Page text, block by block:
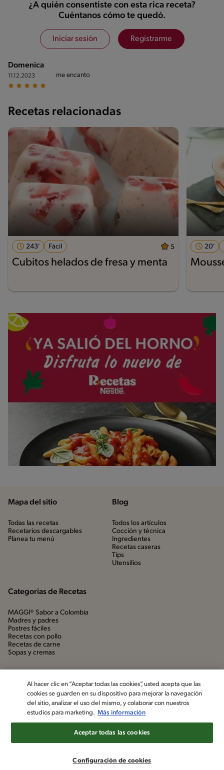
¿A quién consentiste con esta rica receta?
Cuéntanos cómo te quedó.
Iniciar sesión Registrarme
Domenica
11.12.2023 me encanto
Recetas relacionadas
243' Fácil 5
Cubitos helados de fresa y menta
20'
Mapa del sitio
Todas las recetas
Recetarios descargables
Planea tu menú
Blog
Todos los artículos
Cocción y técnica
Ingredientes
Recetas caseras
Tips
Utensílios
Categorias de Recetas
MAGGI® Sabor a Colombia
Madres y padres
Postres fáciles
Recetas con pollo
Recetas de carne
Sopas y cremas
©2022, Nestlé. Marcas registradas por Société dels Produits Nestlé,
Al hacer clic en “Aceptar todas las cookies”, usted acepta que las
cookies se guarden en su dispositivo para mejorar la navegación
del sitio, analizar el uso del mismo, y colaborar con nuestros
estudios para marketing. Más información
Configuración de cookies
Aceptar todas las cookies